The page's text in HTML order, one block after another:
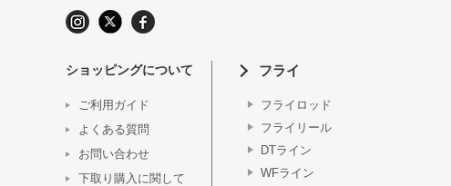
ショッピングについて
ご利用ガイド
よくある質問
お問い合わせ
下取り購入に関して
フライ
フライロッド
フライリール
DTライン
WFライン